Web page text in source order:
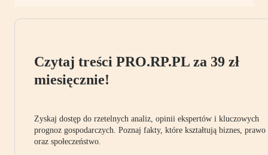
Czytaj treści PRO.RP.PL za 39 zł
miesięcznie!
Zyskaj dostęp do rzetelnych analiz, opinii ekspertów i kluczowych
prognoz gospodarczych. Poznaj fakty, które kształtują biznes, prawo
oraz społeczeństwo.